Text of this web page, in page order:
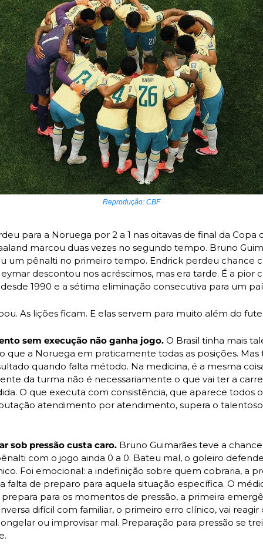
Reprodução: CBF
para a Noruega por 2 a 1 nas oitavas de final da Copa
marcou duas vezes no segundo tempo. Bruno
um pênalti no primeiro tempo. Endrick perdeu chance
descontou nos acréscimos, mas era tarde. É a pior
1990 e a sétima eliminação consecutiva para um
As lições ficam. E elas servem para muito além do
sem execução não ganha jogo. O Brasil tinha mais
que a Noruega em praticamente todas as posições.
quando falta método. Na medicina, é a mesma
da turma não é necessariamente o que vai ter a
O que executa com consistência, que aparece todos
atendimento por atendimento, supera o
sob pressão custa caro. Bruno Guimarães teve a
com o jogo ainda 0 a 0. Bateu mal, o goleiro
Foi emocional: a indefinição sobre quem cobraria, a
falta de preparo para aquela situação específica. O
para os momentos de pressão, a primeira
difícil com familiar, o primeiro erro clínico, vai reagir
ou improvisar mal. Preparação para pressão se